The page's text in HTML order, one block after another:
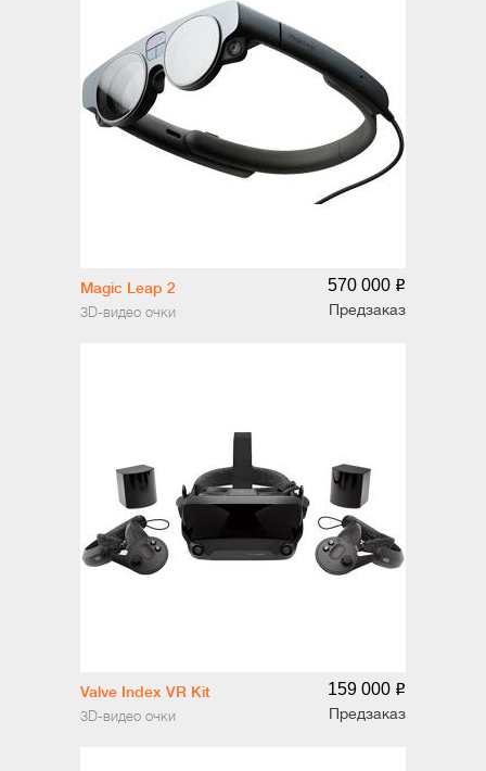
Magic Leap 2
3D-видео очки
570 000 o
Предзаказ
Valve Index VR Kit
3D-видео очки
159 000 o
Предзаказ